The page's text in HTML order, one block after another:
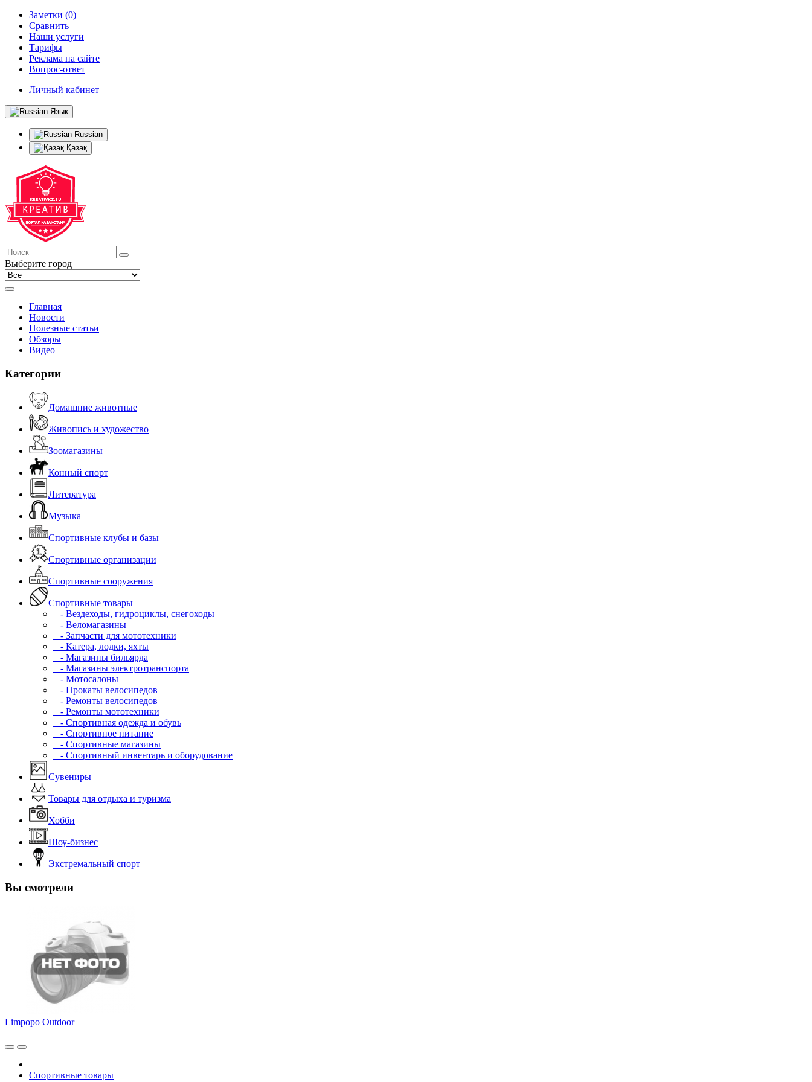
Заметки (0)
Сравнить
Наши услуги
Тарифы
Реклама на сайте
Вопрос-ответ
Личный кабинет
Язык
Russian
Қазақ
Выберите город
Главная
Новости
Полезные статьи
Обзоры
Видео
Категории
Домашние животные
Живопись и художество
Зоомагазины
Конный спорт
Литература
Музыка
Спортивные клубы и базы
Спортивные организации
Спортивные сооружения
Спортивные товары
- Вездеходы, гидроциклы, снегоходы
- Веломагазины
- Запчасти для мототехники
- Катера, лодки, яхты
- Магазины бильярда
- Магазины электротранспорта
- Мотосалоны
- Прокаты велосипедов
- Ремонты велосипедов
- Ремонты мототехники
- Спортивная одежда и обувь
- Спортивное питание
- Спортивные магазины
- Спортивный инвентарь и оборудование
Сувениры
Товары для отдыха и туризма
Хобби
Шоу-бизнес
Экстремальный спорт
Вы смотрели
Limpopo Outdoor
Спортивные товары